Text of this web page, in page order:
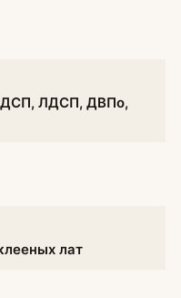
ДСП, ЛДСП, ДВПо,
лат